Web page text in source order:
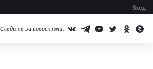
Вход
Следите за новостями: